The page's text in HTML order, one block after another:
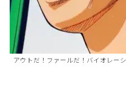
アウトだ！ファールだ！バイオレー